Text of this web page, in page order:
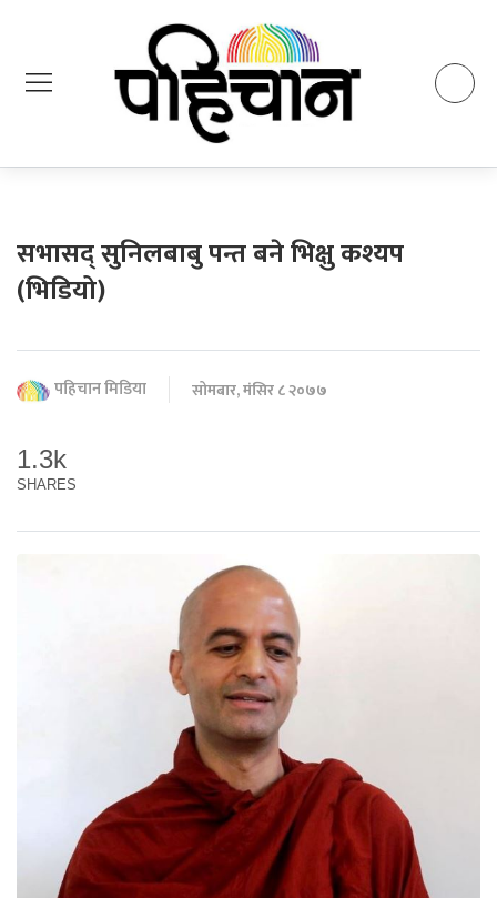
सभासद् सुनिलबाबु पन्त बने भिक्षु कश्यप
(भिडियो)
पहिचान मिडिया सोमबार, मंसिर ८ २०७७
1.3k
SHARES